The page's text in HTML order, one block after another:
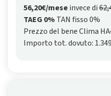
56,20€/meseinvece di
TAEG 0% TAN fisso 0%
Prezzo del bene Clima
Importo tot. dovuto: